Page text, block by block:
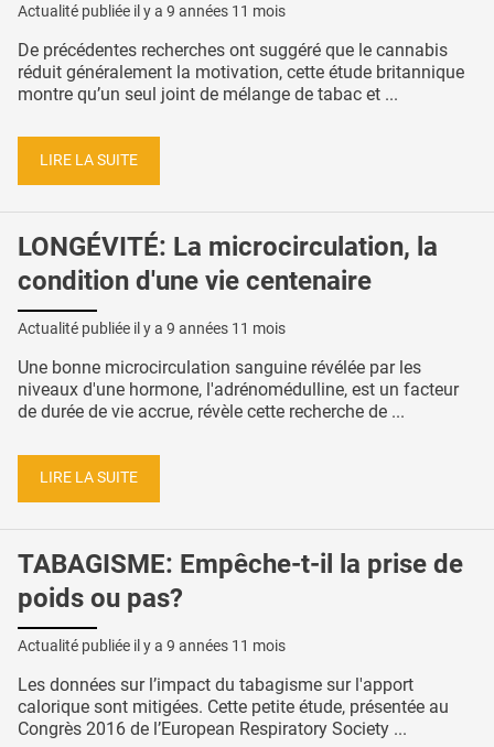
Actualité publiée il y a 9 années 11 mois
De précédentes recherches ont suggéré que le cannabis
réduit généralement la motivation, cette étude britannique
montre qu’un seul joint de mélange de tabac et ...
LIRE LA SUITE
LONGÉVITÉ: La microcirculation, la
condition d'une vie centenaire
Actualité publiée il y a 9 années 11 mois
Une bonne microcirculation sanguine révélée par les
niveaux d'une hormone, l'adrénomédulline, est un facteur
de durée de vie accrue, révèle cette recherche de ...
LIRE LA SUITE
TABAGISME: Empêche-t-il la prise de
poids ou pas?
Actualité publiée il y a 9 années 11 mois
Les données sur l’impact du tabagisme sur l'apport
calorique sont mitigées. Cette petite étude, présentée au
Congrès 2016 de l’European Respiratory Society ...